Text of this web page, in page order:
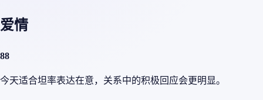
爱情
88
今天适合坦率表达在意，关系中的积极回应会更明显。